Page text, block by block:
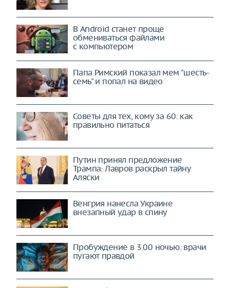
В Android станет проще
обмениваться файлами
с компьютером
Папа Римский показал мем "шесть-
семь" и попал на видео
Советы для тех, кому за 60: как
правильно питаться
Путин принял предложение
Трампа: Лавров раскрыл тайну
Аляски
Венгрия нанесла Украине
внезапный удар в спину
Пробуждение в 3.00 ночью: врачи
пугают правдой